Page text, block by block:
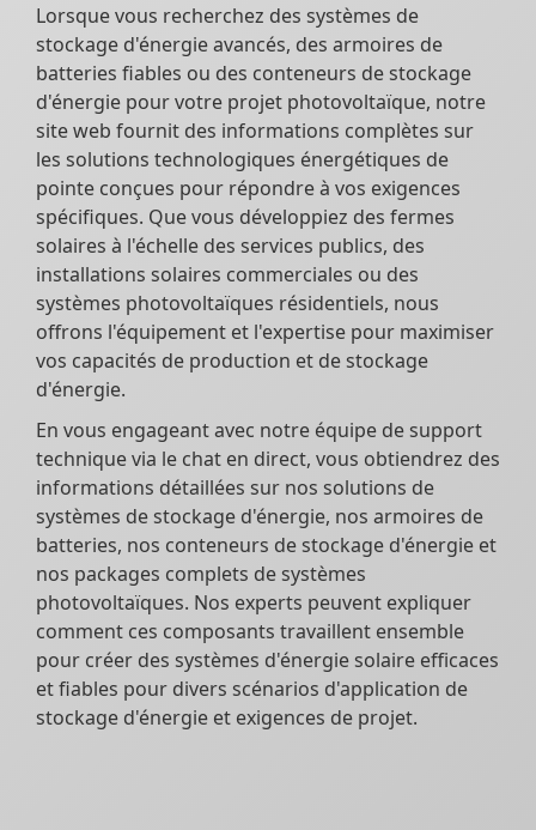
Lorsque vous recherchez des systèmes de
stockage d'énergie avancés, des armoires de
batteries fiables ou des conteneurs de stockage
d'énergie pour votre projet photovoltaïque, notre
site web fournit des informations complètes sur
les solutions technologiques énergétiques de
pointe conçues pour répondre à vos exigences
spécifiques. Que vous développiez des fermes
solaires à l'échelle des services publics, des
installations solaires commerciales ou des
systèmes photovoltaïques résidentiels, nous
offrons l'équipement et l'expertise pour maximiser
vos capacités de production et de stockage
d'énergie.
En vous engageant avec notre équipe de support
technique via le chat en direct, vous obtiendrez des
informations détaillées sur nos solutions de
systèmes de stockage d'énergie, nos armoires de
batteries, nos conteneurs de stockage d'énergie et
nos packages complets de systèmes
photovoltaïques. Nos experts peuvent expliquer
comment ces composants travaillent ensemble
pour créer des systèmes d'énergie solaire efficaces
et fiables pour divers scénarios d'application de
stockage d'énergie et exigences de projet.